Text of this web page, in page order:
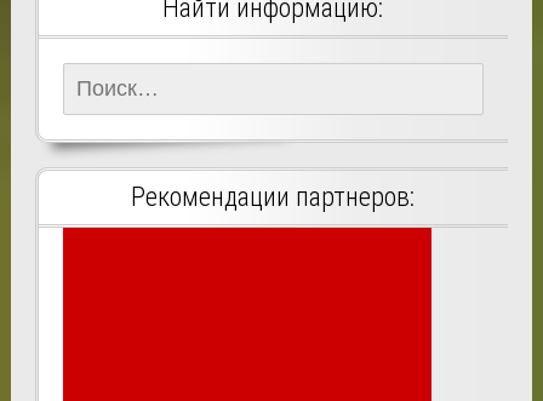
Найти информацию:
Найти:
Рекомендации партнеров: